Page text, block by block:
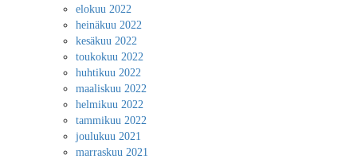
elokuu 2022
heinäkuu 2022
kesäkuu 2022
toukokuu 2022
huhtikuu 2022
maaliskuu 2022
helmikuu 2022
tammikuu 2022
joulukuu 2021
marraskuu 2021